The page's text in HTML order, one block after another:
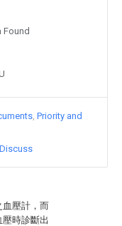
血壓計，而
時診斷出
Found
Priority and
Discuss